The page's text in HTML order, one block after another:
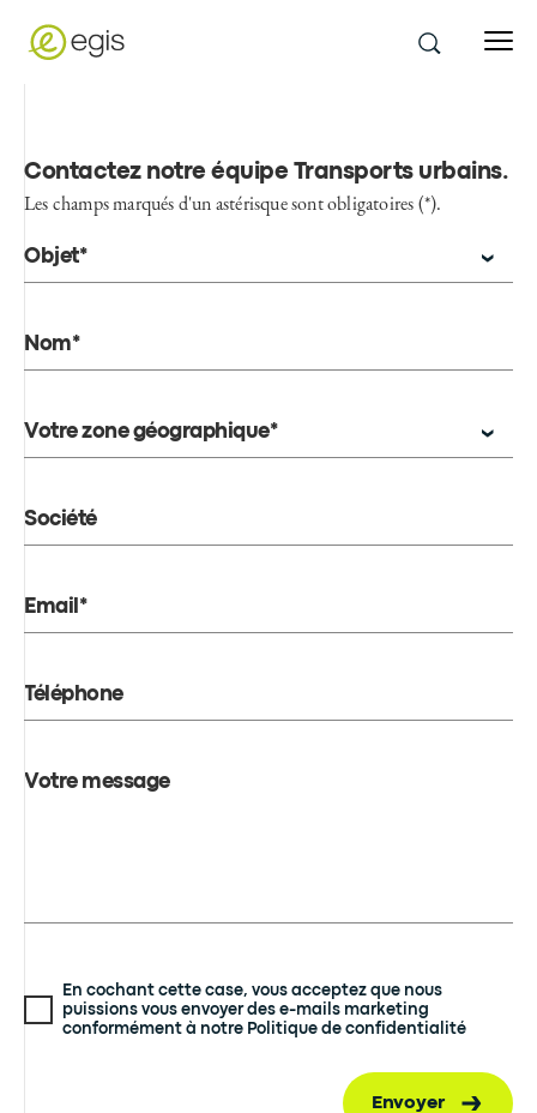
Contactez notre équipe Transports urbains.
Les champs marqués d'un astérisque sont obligatoires (*).
Objet*
Nom*
Votre zone géographique*
Société
Email*
Téléphone
Votre message
En cochant cette case, vous acceptez que nous
puissions vous envoyer des e-mails marketing
conformément à notre Politique de confidentialité
Envoyer